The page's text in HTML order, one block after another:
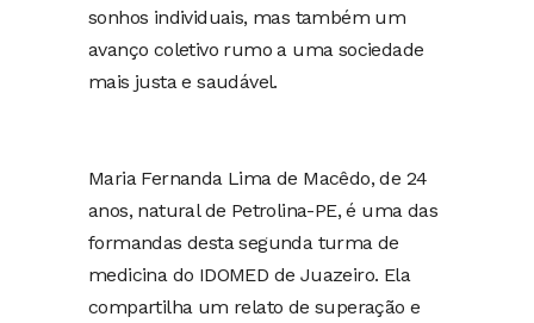
sonhos individuais, mas também um
avanço coletivo rumo a uma sociedade
mais justa e saudável.
Maria Fernanda Lima de Macêdo, de 24
anos, natural de Petrolina-PE, é uma das
formandas desta segunda turma de
medicina do IDOMED de Juazeiro. Ela
compartilha um relato de superação e